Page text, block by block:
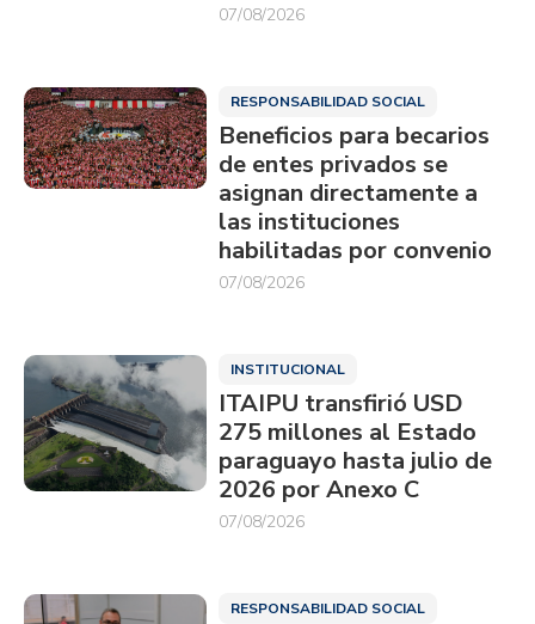
07/08/2026
RESPONSABILIDAD SOCIAL
Beneficios para becarios
de entes privados se
asignan directamente a
las instituciones
habilitadas por convenio
07/08/2026
INSTITUCIONAL
ITAIPU transfirió USD
275 millones al Estado
paraguayo hasta julio de
2026 por Anexo C
07/08/2026
RESPONSABILIDAD SOCIAL